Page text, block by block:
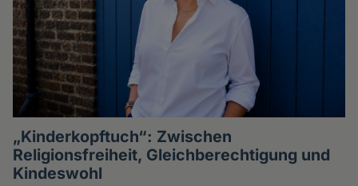
„Kinderkopftuch“: Zwischen
Religionsfreiheit, Gleichberechtigung und
Kindeswohl